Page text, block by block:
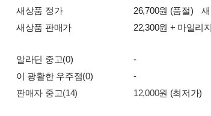
새상품 정가 26,700원 (품절)
새상품 판매가
22,300원 + 마일리
알라딘 중고(0)
-
이 광활한 우주점(0)
-
판매자 중고(14)
12,000원 (최저가)